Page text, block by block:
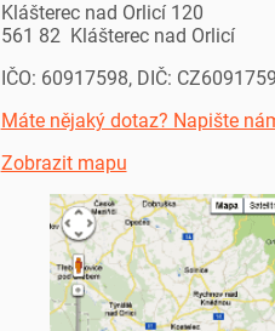
Klášterec nad Orlicí 120
561 82 Klášterec nad Orlicí
IČO: 60917598, DIČ:
Máte nějaký dotaz? Napište
Zobrazit mapu